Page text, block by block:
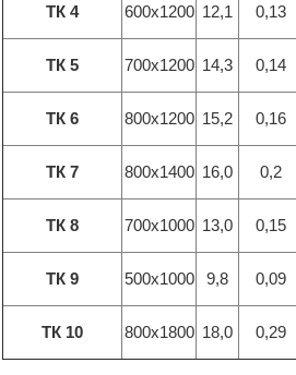
ТК 4 600х1200 12,1 0,13
ТК 5 700х1200 14,3 0,14
ТК 6 800х1200 15,2 0,16
ТК 7 800х1400 16,0 0,2
ТК 8 700х1000 13,0 0,15
ТК 9 500х1000 9,8 0,09
ТК 10 800х1800 18,0 0,29